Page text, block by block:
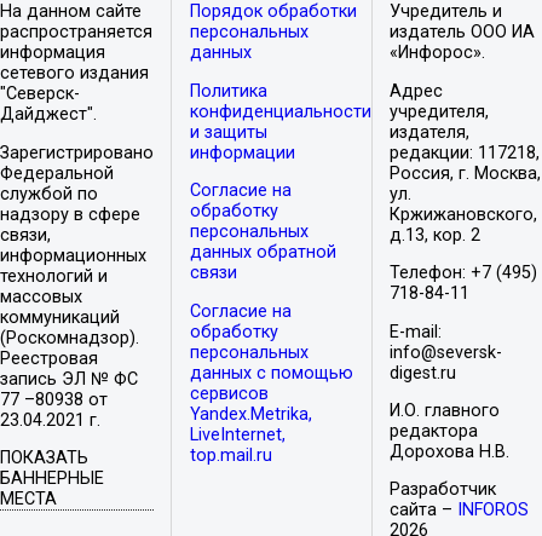
На данном сайте
распространяется
информация
сетевого издания
"Северск-
Дайджест".
Зарегистрировано
Федеральной
службой по
надзору в сфере
связи,
информационных
технологий и
массовых
коммуникаций
(Роскомнадзор).
Реестровая
запись ЭЛ № ФС
77 –80938 от
23.04.2021 г.
ПОКАЗАТЬ
БАННЕРНЫЕ
МЕСТА
Порядок обработки
персональных
данных
Политика
конфиденциальности
и защиты
информации
Согласие на
обработку
персональных
данных обратной
связи
Согласие на
обработку
персональных
данных с помощью
сервисов
Yandex.Metrika,
LiveInternet,
top.mail.ru
Учредитель и
издатель ООО ИА
«Инфорос».
Адрес
учредителя,
издателя,
редакции: 117218,
Россия, г. Москва,
ул.
Кржижановского,
д.13, кор. 2
Телефон: +7 (495)
718-84-11
E-mail:
info@seversk-
digest.ru
И.О. главного
редактора
Дорохова Н.В.
Разработчик
сайта –
INFOROS
2026